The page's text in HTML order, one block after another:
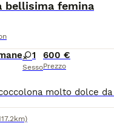
bellisima femina
1
Sesso
600 €
Prezzo